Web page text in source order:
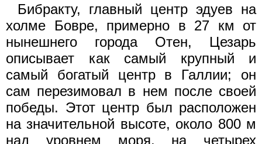
Бибракту, главный центр эдуев на
холме Бовре, примерно в 27 км от
нынешнего города Отен, Цезарь
описывает как самый крупный и
самый богатый центр в Галлии; он
сам перезимовал в нем после своей
победы. Этот центр был расположен
на значительной высоте, около 800 м
над уровнем моря, на четырех